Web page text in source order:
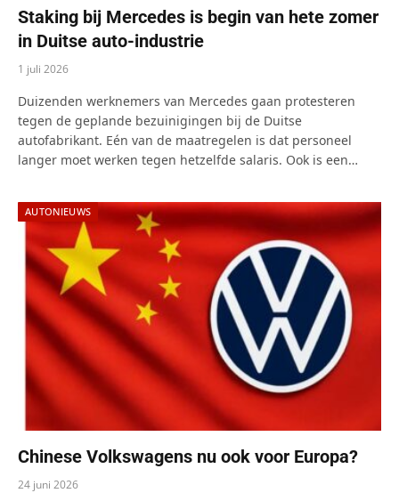
Staking bij Mercedes is begin van hete zomer
in Duitse auto-industrie
1 juli 2026
Duizenden werknemers van Mercedes gaan protesteren
tegen de geplande bezuinigingen bij de Duitse
autofabrikant. Eén van de maatregelen is dat personeel
langer moet werken tegen hetzelfde salaris. Ook is een…
AUTONIEUWS
Chinese Volkswagens nu ook voor Europa?
24 juni 2026